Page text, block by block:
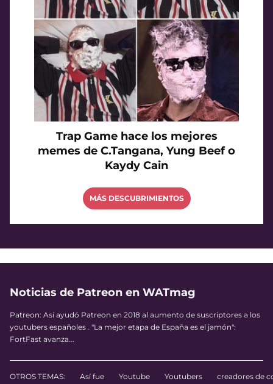
Trap Game hace los mejores
memes de C.Tangana, Yung Beef o
Kaydy Cain
MÁS DESCUBRIMIENTOS
Noticias de Patreon en WATmag
Patreon: Así ayudó Patreon en 2018 al aumento de suscriptores a los
youtubers españoles . "La mejor etapa de España es el jamón":
FortFast avanza...
OTROS TEMAS: Así fue Youtube Youtubers creadores de